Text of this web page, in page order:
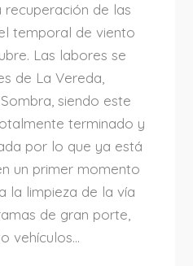
de las
temporal de viento
Las labores se
de La Vereda,
siendo este
terminado y
por lo que ya está
un primer momento
la limpieza de la vía
de gran porte,
vehículos...